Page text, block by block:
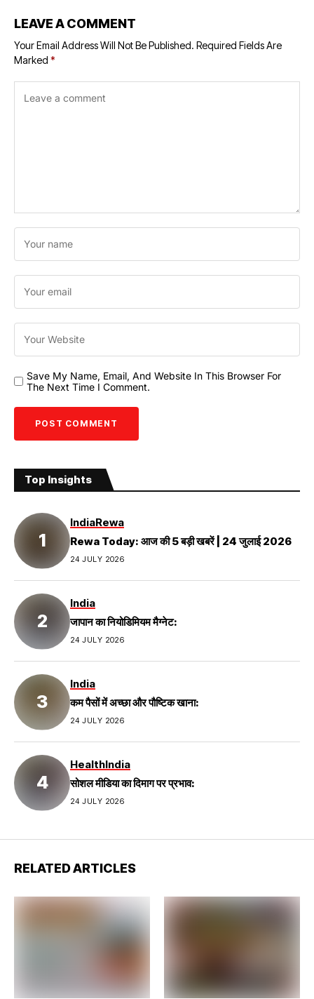
LEAVE A COMMENT
Your Email Address Will Not Be Published. Required Fields Are
Marked *
Save My Name, Email, And Website In This Browser For
The Next Time I Comment.
Top Insights
IndiaRewa
Rewa Today: आज की 5 बड़ी खबरें | 24 जुलाई 2026
24 JULY 2026
India
जापान का नियोडिमियम मैग्नेट:
24 JULY 2026
India
कम पैसों में अच्छा और पौष्टिक खाना:
24 JULY 2026
HealthIndia
सोशल मीडिया का दिमाग पर प्रभाव:
24 JULY 2026
RELATED ARTICLES